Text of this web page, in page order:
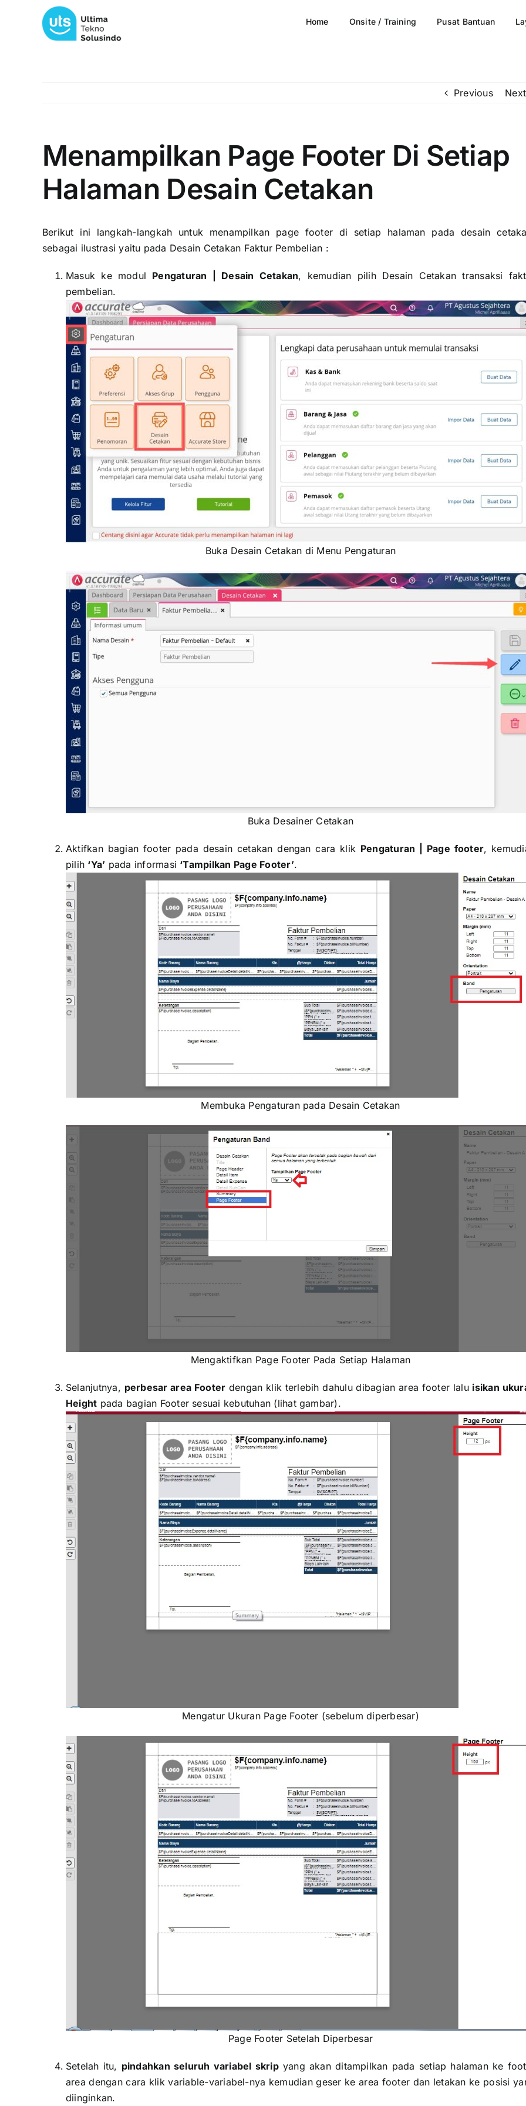
Home Onsite / Training Pusat Bantuan
Previous Next
Menampilkan Page Footer Di Setiap
Halaman Desain Cetakan
Berikut ini langkah-langkah untuk menampilkan page footer di setiap halaman pada desain
sebagai ilustrasi yaitu pada Desain Cetakan Faktur Pembelian :
Masuk ke modul Pengaturan | Desain Cetakan, kemudian pilih Desain Cetakan transaksi
pembelian.
Buka Desain Cetakan di Menu Pengaturan
Buka Desainer Cetakan
Aktifkan bagian footer pada desain cetakan dengan cara klik Pengaturan | Page footer,
pilih ‘Ya’ pada informasi ‘Tampilkan Page Footer’.
Membuka Pengaturan pada Desain Cetakan
Mengaktifkan Page Footer Pada Setiap Halaman
Selanjutnya, perbesar area Footer dengan klik terlebih dahulu dibagian area footer lalu isikan
Height pada bagian Footer sesuai kebutuhan (lihat gambar).
Mengatur Ukuran Page Footer (sebelum diperbesar)
Page Footer Setelah Diperbesar
Setelah itu, pindahkan seluruh variabel skripyang akan ditampilkan pada setiap halaman ke
area dengan cara klik variable-variabel-nya kemudian geser ke area footer dan letakan ke posisi
diinginkan.